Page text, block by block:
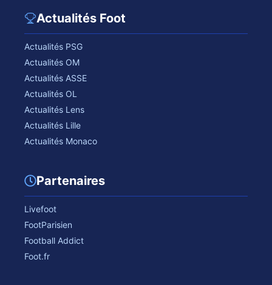
Actualités Foot
Actualités PSG
Actualités OM
Actualités ASSE
Actualités OL
Actualités Lens
Actualités Lille
Actualités Monaco
Partenaires
Livefoot
FootParisien
Football Addict
Foot.fr